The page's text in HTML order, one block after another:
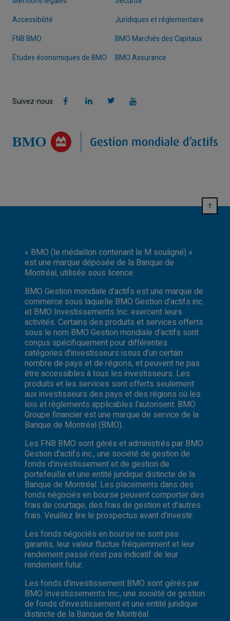
Accessibilité
Juridiques et réglementaire
FNB BMO
BMO Marchés des Capitaux
Études économiques de BMO
BMO Assurance
Suivez-nous
« BMO (le médaillon contenant le M souligné) »
est une marque déposée de la Banque de
Montréal, utilisée sous licence.
BMO Gestion mondiale d’actifs est une marque de
commerce sous laquelle BMO Gestion d’actifs inc.
et BMO Investissements Inc. exercent leurs
activités. Certains des produits et services offerts
sous le nom BMO Gestion mondiale d’actifs sont
conçus spécifiquement pour différentes
catégories d’investisseurs issus d’un certain
nombre de pays et de régions, et peuvent ne pas
être accessibles à tous les investisseurs. Les
produits et les services sont offerts seulement
aux investisseurs des pays et des régions où les
lois et règlements applicables l’autorisent. BMO
Groupe financier est une marque de service de la
Banque de Montréal (BMO).
Les FNB BMO sont gérés et administrés par BMO
Gestion d'actifs inc., une société de gestion de
fonds d'investissement et de gestion de
portefeuille et une entité juridique distincte de la
Banque de Montréal. Les placements dans des
fonds négociés en bourse peuvent comporter des
frais de courtage, des frais de gestion et d'autres
frais. Veuillez lire le prospectus avant d'investir.
Les fonds négociés en bourse ne sont pas
garantis, leur valeur fluctue fréquemment et leur
rendement passé n'est pas indicatif de leur
rendement futur.
Les fonds d'investissement BMO sont gérés par
BMO Investissements Inc., une société de gestion
de fonds d'investissement et une entité juridique
distincte de la Banque de Montréal.